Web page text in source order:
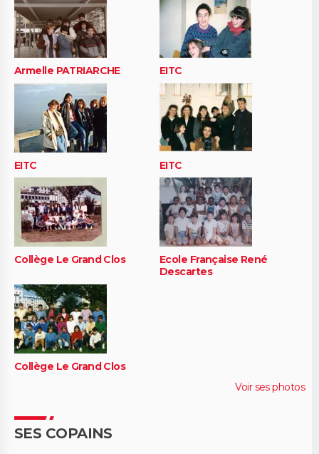
Armelle PATRIARCHE EITC
EITC EITC
Collège Le Grand Clos
Ecole Française René
Descartes
Collège Le Grand Clos
Voir ses photos
SES COPAINS